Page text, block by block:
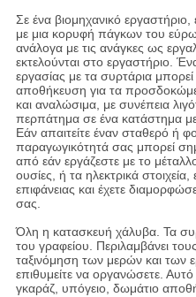
Σε ένα βιομηχανικό
με μια κορυφή πάγκων του
ανάλογα με τις ανάγκες ως
εκτελούνται στο εργαστήριο.
εργασίας με τα συρτάρια
αποθήκευση για τα
και αναλώσιμα, με συνέπεια
περπάτημα σε ένα κατάστημα
Εάν απαιτείτε έναν σταθερό ή
παραγωγικότητά σας μπορεί
από εάν εργάζεστε με το
ουσίες, ή τα ηλεκτρικά
επιφάνειας και έχετε
σας.
Όλη η κατασκευή χάλυβα. Τα
του γραφείου. Περιλαμβάνει
ταξινόμηση των μερών και των
επιθυμείτε να οργανώσετε.
γκαράζ, υπόγειο, δωμάτιο